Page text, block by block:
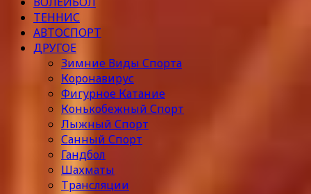
ТЕННИС
АВТОСПОРТ
ДРУГОЕ
Зимние Виды Спорта
Коронавирус
Фигурное Катание
Конькобежный Спорт
Лыжный Спорт
Санный Спорт
Гандбол
Шахматы
Трансляции